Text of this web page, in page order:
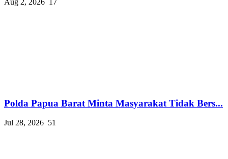
Polda Papua Barat Minta Masyarakat Tidak Bers...
Jul 28, 2026 51